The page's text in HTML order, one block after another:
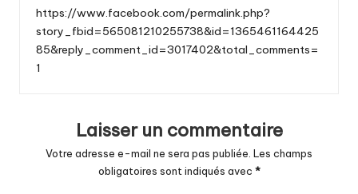
https://www.facebook.com/permalink.php?
story_fbid=565081210255738&id=1365461164425
85&reply_comment_id=3017402&total_comments=
1
Laisser un commentaire
Votre adresse e-mail ne sera pas publiée. Les champs
obligatoires sont indiqués avec *